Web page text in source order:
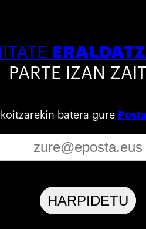
PARTE IZAN
batera gure
HARPIDETU